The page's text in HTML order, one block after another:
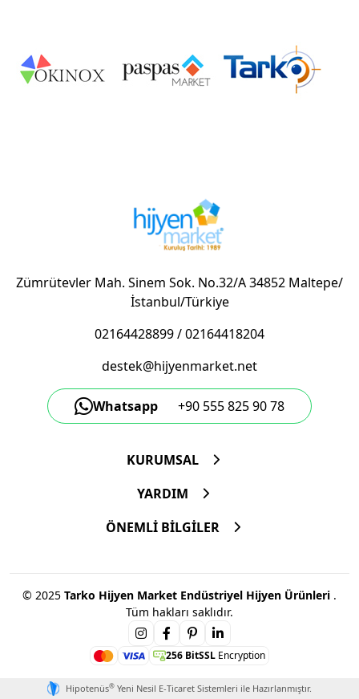
Zümrütevler Mah. Sinem Sok. No.32/A 34852 Maltepe/
İstanbul/Türkiye
02164428899/02164418204
destek@hijyenmarket.net
Whatsapp +90 555 825 90 78
KURUMSAL
YARDIM
ÖNEMLİ BİLGİLER
© 2025 Tarko Hijyen Market Endüstriyel Hijyen Ürünleri .
Tüm hakları saklıdır.
256 BitSSL Encryption
Hipotenüs® Yeni Nesil E-Ticaret Sistemleri ile Hazırlanmıştır.